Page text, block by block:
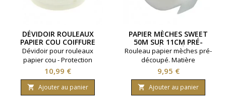
DÉVIDOIR ROULEAUX
PAPIER COU COIFFURE
Dévidoir pour rouleaux
papier cou - Protection
coiffure - Coiffeo
Prix
10,99 €
 Ajouter au panier
PAPIER MÈCHES SWEET
50M SUR 11CM PRÉ-
DÉCOUPÉ
Rouleau papier mèches pré-
découpé. Matière
mousse.Thermoactif.Longueur
50 mètres.Largeur 11
centimètres.
Prix
9,95 €
 Ajouter au panier